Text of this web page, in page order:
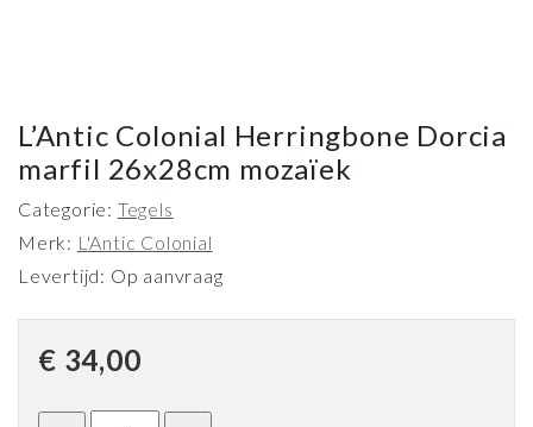
L’Antic Colonial Herringbone Dorcia
marfil 26x28cm mozaïek
Categorie: Tegels
Merk: L'Antic Colonial
Levertijd: Op aanvraag
€ 34,00